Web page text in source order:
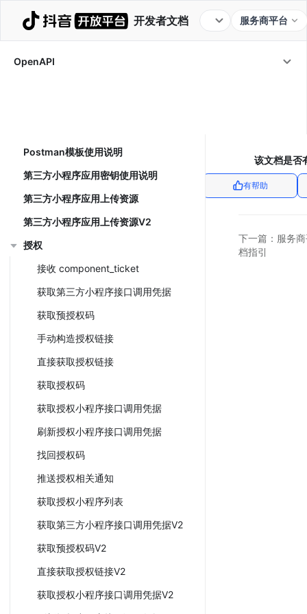
开发者文档 服务商平台
OpenAPI
代开发生活服务商家应用
Postman模板使用说明
第三方小程序应用密钥使用说明
第三方小程序应用上传资源
第三方小程序应用上传资源V2
授权
接收 component_ticket
获取第三方小程序接口调用凭据
获取预授权码
手动构造授权链接
直接获取授权链接
获取授权码
获取授权小程序接口调用凭据
刷新授权小程序接口调用凭据
找回授权码
推送授权相关通知
获取授权小程序列表
获取第三方小程序接口调用凭据V2
获取预授权码V2
直接获取授权链接V2
获取授权小程序接口调用凭据V2
该文档是否
有帮助
下一篇： 服务
档指引